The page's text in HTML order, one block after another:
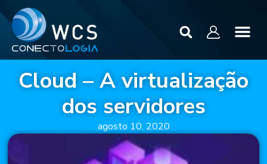
Cloud – A virtualização
dos servidores
agosto 10, 2020